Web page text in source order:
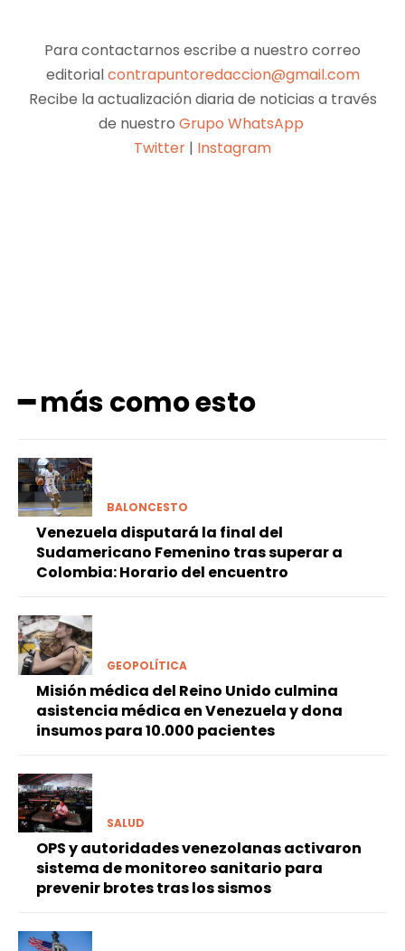
Para contactarnos escribe a nuestro correo
editorialcontrapuntoredaccion@gmail.com
Recibe la actualización diaria de noticias a través
de nuestro Grupo WhatsApp
Twitter | Instagram
━ más como esto
BALONCESTO
Venezuela disputará la final del
Sudamericano Femenino tras superar a
Colombia: Horario del encuentro
GEOPOLÍTICA
Misión médica del Reino Unido culmina
asistencia médica en Venezuela y dona
insumos para 10.000 pacientes
SALUD
OPS y autoridades venezolanas activaron
sistema de monitoreo sanitario para
prevenir brotes tras los sismos